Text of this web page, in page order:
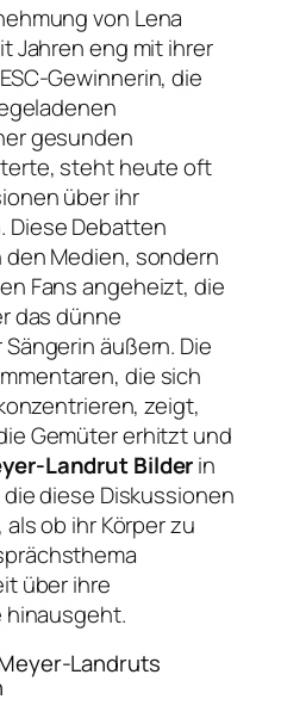
von Lena
Jahren eng mit ihrer
Gewinnerin, die
gesunden
steht heute oft
über ihr
Diese Debatten
Medien, sondern
Fans angeheizt, die
das dünne
äußern. Die
die sich
zeigt,
Gemüter erhitzt und
Landrut Bilderin
diese Diskussionen
ob ihr Körper zu
über ihre
hinausgeht.
Landruts